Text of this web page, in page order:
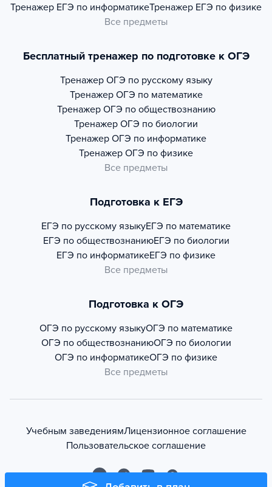
Тренажер ЕГЭ по информатикеТренажер ЕГЭ по физике
Все предметы
Бесплатный тренажер по подготовке к ОГЭ
Тренажер ОГЭ по русскому языку
Тренажер ОГЭ по математике
Тренажер ОГЭ по обществознанию
Тренажер ОГЭ по биологии
Тренажер ОГЭ по информатике
Тренажер ОГЭ по физике
Все предметы
Подготовка к ЕГЭ
ЕГЭ по русскому языкуЕГЭ по математике
ЕГЭ по обществознаниюЕГЭ по биологии
ЕГЭ по информатикеЕГЭ по физике
Все предметы
Подготовка к ОГЭ
ОГЭ по русскому языкуОГЭ по математике
ОГЭ по обществознаниюОГЭ по биологии
ОГЭ по информатикеОГЭ по физике
Все предметы
Учебным заведениямЛицензионное соглашение
Пользовательское соглашение